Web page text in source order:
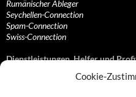
Cookie-
Rumänischer Ableger
Seychellen-Connection
Spam-Connection
Swiss-Connection
Dienstleistungen, Helfer und
Anonymisierungsdienste, VPN- und